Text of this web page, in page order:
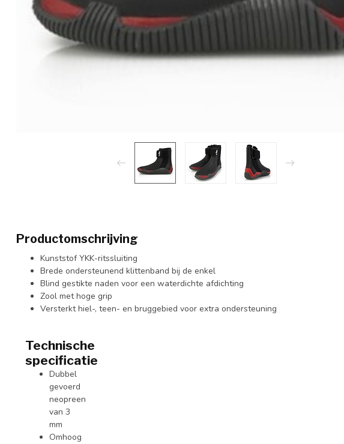
Productomschrijving
Kunststof YKK-ritssluiting
Brede ondersteunend klittenband bij de enkel
Blind gestikte naden voor een waterdichte afdichting
Zool met hoge grip
Versterkt hiel-, teen- en bruggebied voor extra ondersteuning
Technische
specificatie
Dubbel
gevoerd
neopreen
van 3
mm
Omhoog